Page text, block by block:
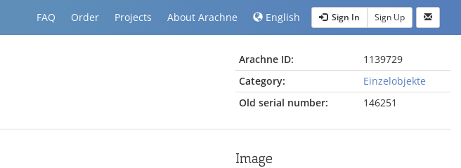
FAQ Order Projects About Arachne English Sign In Sign Up
Arachne ID:
1139729
Category:
Einzelobjekte
Old serial number:
146251
Image